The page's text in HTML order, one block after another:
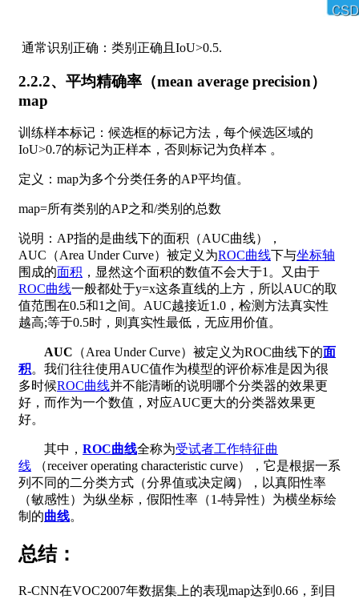
通常识别正确：类别正确且IoU>0.5.
2.2.2、平均精确率（mean average precision）
map
训练样本标记：候选框的标记方法，每个候选区域的
IoU>0.7的标记为正样本，否则标记为负样本 。
定义：map为多个分类任务的AP平均值。
map=所有类别的AP之和/类别的总数
说明：AP指的是曲线下的面积（AUC曲线），
AUC（Area Under Curve）被定义为ROC曲线下与坐标轴
围成的面积 ，显然这个面积的数值不会大于1。又由于
ROC曲线一般都处于y=x这条直线的上方，所以AUC的取
值范围在0.5和1之间。AUC越接近1.0，检测方法真实性
越高;等于0.5时，则真实性最低，无应用价值。
AUC （Area Under Curve）被定义为ROC曲线下的面
积。我们往往使用AUC值作为模型的评价标准是因为很
多时候ROC曲线并不能清晰的说明哪个分类器的效果更
好，而作为一个数值，对应AUC更大的分类器效果更
好。
其中， ROC曲线全称为受试者工作特征曲
线 （receiver operating characteristic curve），它是根据一系
列不同的二分类方式（分界值或决定阈），以真阳性率
（敏感性）为纵坐标，假阳性率（1-特异性）为横坐标绘
制的曲线。
总结：
R-CNN在VOC2007年数据集上的表现map达到0.66，到目